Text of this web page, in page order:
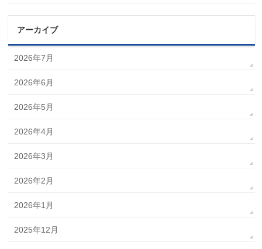
アーカイブ
2026年7月
2026年6月
2026年5月
2026年4月
2026年3月
2026年2月
2026年1月
2025年12月